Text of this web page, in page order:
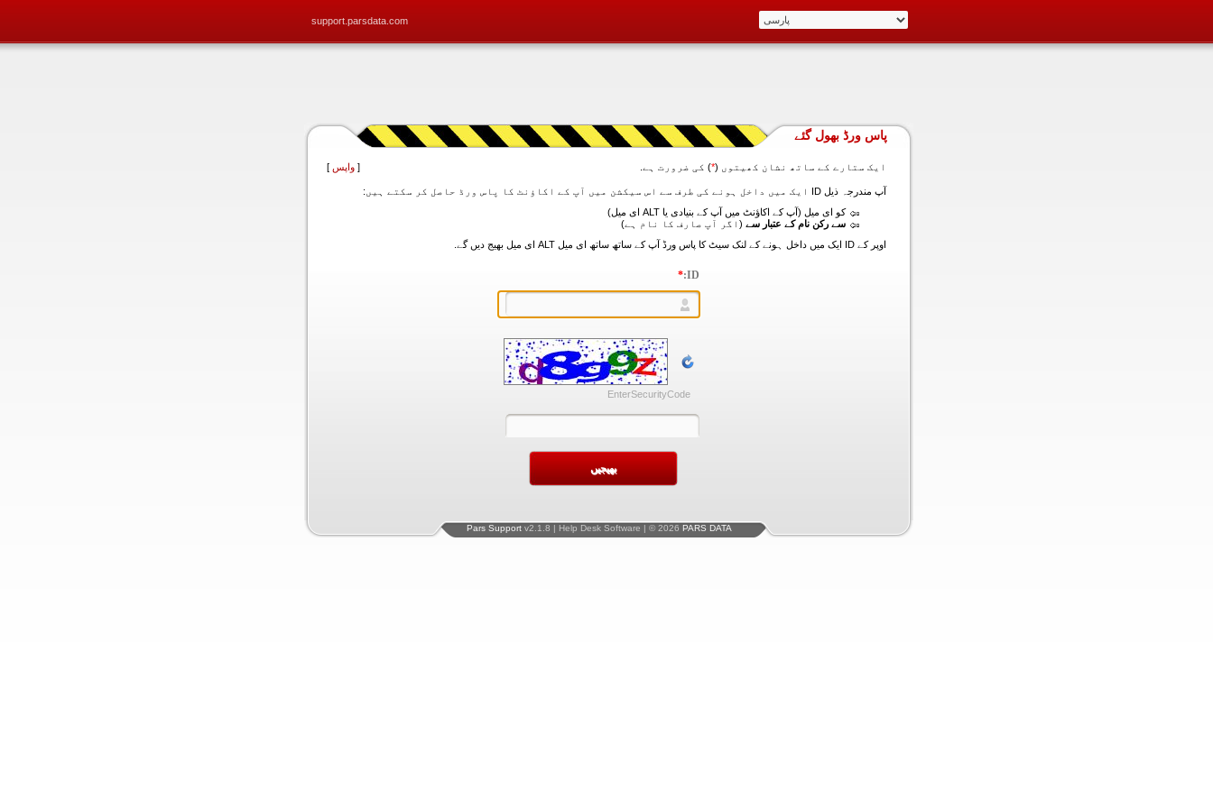
support.parsdata.com
پاس ورڈ بھول گئے
ایک ستارے کے ساتھ نشان کھیتوں (*) کی ضرورت ہے. [ واپس ]
آپ مندرجہ ذیل ID ایک میں داخل ہونے کی طرف سے اس سیکشن میں آپ کے اکاؤنٹ کا پاس ورڈ حاصل کر سکتے ہیں:
کو ای میل (آپ کے اکاؤنٹ میں آپ کے بنیادی یا ALT ای میل)
سے رکن نام کے عتبار سے (اگر آپ صارف کا نام ہے)
اوپر کے ID ایک میں داخل ہونے کے لنک سیٹ کا پاس ورڈ آپ کے ساتھ ساتھ ای میل ALT ای میل بھیج دیں گے.
ID:
*
EnterSecurityCode
Pars Support v2.1.8 | Help Desk Software | © 2026 PARS DATA